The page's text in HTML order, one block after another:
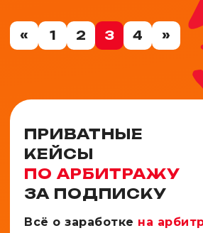
« 1 2 3 4 »
ПРИВАТНЫЕ
КЕЙСЫ
ПО АРБИТРАЖУ
ЗА ПОДПИСКУ
Всё о заработке на